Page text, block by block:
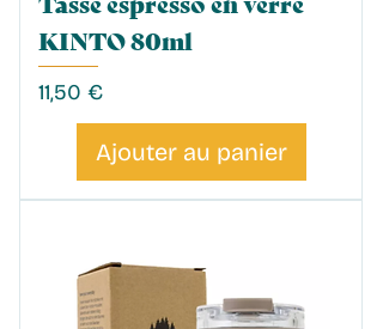
KINTO 80ml
Prix
11,50 €
Ajouter au panier